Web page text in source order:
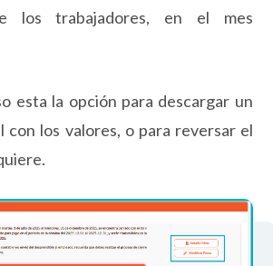
los trabajadores, en el mes
esta la opción para descargar un
con los valores, o para reversar el